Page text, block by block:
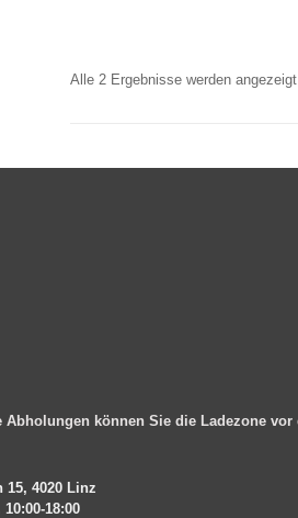
Alle 2 Ergebnisse werden angezeigt
Abholungen können Sie die Ladezone
15, 4020 Linz
10:00-18:00